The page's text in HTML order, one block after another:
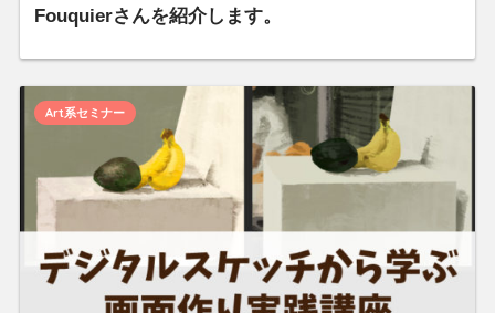
Fouquierさんを紹介します。
Art系セミナー